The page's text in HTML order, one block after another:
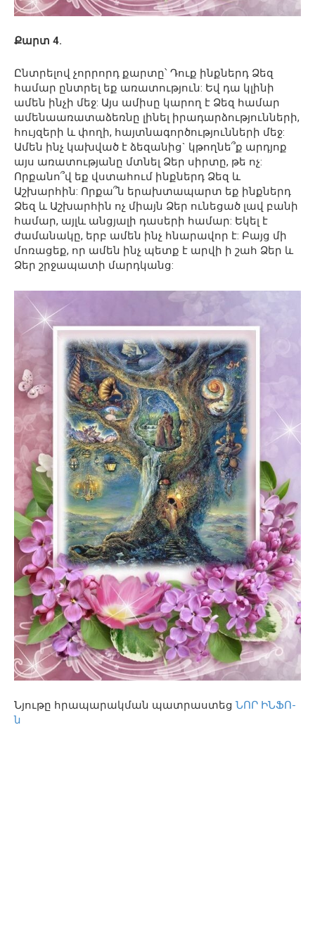
Քարտ 4.
Ընտրելով չորրորդ քարտը՝ Դուք ինքներդ Ձեզ
համար ընտրել եք առատություն: Եվ դա կլինի
ամեն ինչի մեջ: Այս ամիսը կարող է Ձեզ համար
ամենաառատաձեռնը լինել իրադարձությունների,
հույզերի և փողի, հայտնագործությունների մեջ:
Ամեն ինչ կախված է ձեզանից` կթողնե՞ք արդյոք
այս առատությանը մտնել Ձեր սիրտը, թե ոչ:
Որքանո՞վ եք վստահում ինքներդ Ձեզ և
Աշխարհին: Որքա՞ն երախտապարտ եք ինքներդ
Ձեզ և Աշխարհին ոչ միայն Ձեր ունեցած լավ բանի
համար, այլև անցյալի դասերի համար: Եկել է
ժամանակը, երբ ամեն ինչ հնարավոր է: Բայց մի
մոռացեք, որ ամեն ինչ պետք է արվի ի շահ Ձեր և
Ձեր շրջապատի մարդկանց:
Նյութը հրապարակման պատրաստեց ՆՈՐ ԻՆՖՈ-
ն